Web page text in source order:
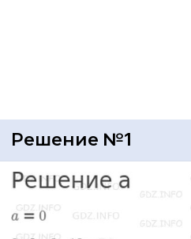
Решение №1